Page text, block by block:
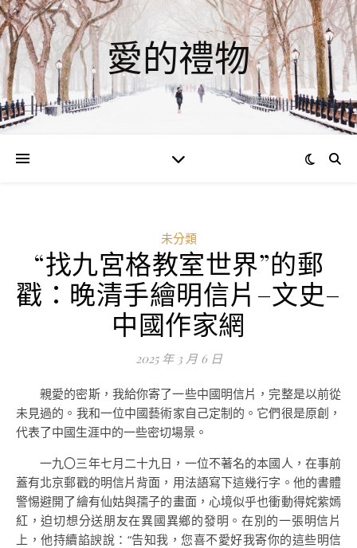
愛的禮物
未分類
“找九宮格教室世界”的郵
戳：晚清手繪明信片–文史–
中國作家網
2025 年 3 月 6 日
親愛的密斯，我給你寄了一些中國明信片，完整是以前從
未見過的。我和一位中國藝術家自己定制的。它們很是原創，
代表了中國生涯中的一些密切場景。
一九〇三年七月二十九日，一位不著名的本國人，在事前
蓋有北京郵戳的明信片背面，用法語寫下這幾行字。他的書體
警惕避開了繪有仙姑與孺子的畫面，心境似乎也衝動得姹紫嫣
紅，迫切想分送朋友在異國異鄉的發明。在別的一張明信片
上，他持續諂諛說：“告知我，您喜不愛好我寄你的這些明信